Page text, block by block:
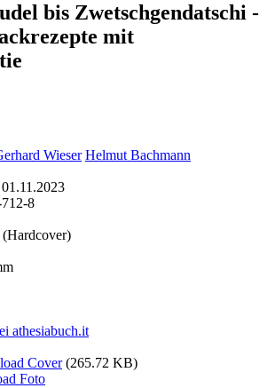
bis Zwetschgendatschi -
mit
Wieser Helmut Bachmann
01.11.2023
8
athesiabuch.it
Cover (265.72 KB)
Foto